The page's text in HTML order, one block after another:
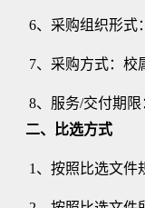
6、采购组织形式
7、采购方式：校
8、服务/交付期
二、
比选方式
1、按照 比选文件